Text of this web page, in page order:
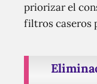
priorizar el
filtros caseros